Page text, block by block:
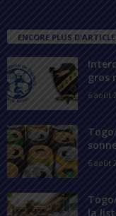
ENCORE PLUS
gros
6 août
6 août
la